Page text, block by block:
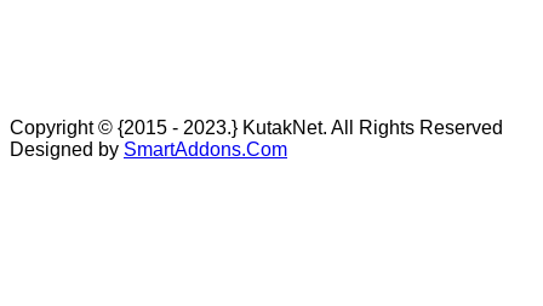
Copyright © {2015 - 2023.} KutakNet. All Rights Reserved
Designed by SmartAddons.Com